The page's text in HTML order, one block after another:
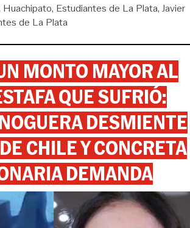
Huachipato Estudiantes de La Plata Javier
de La Plata
MONTO MAYOR AL
QUE SUFRIÓ:
DESMIENTE
CHILE Y CONCRETA
DEMANDA